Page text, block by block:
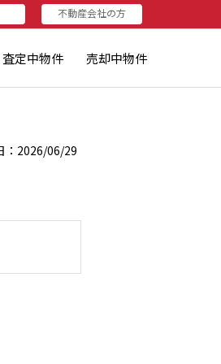
不動産会社の方
査定中物件 売却中物件
：2026/06/29